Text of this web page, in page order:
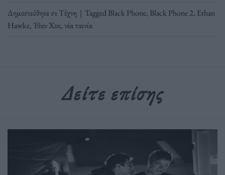
Δημοσιεύθηκε σεΤέχνη | TaggedBlack Phone, Black Phone 2, Ethan
Hawke,Ίθαν Χοκ,νέα ταινία
Δείτε επίσης